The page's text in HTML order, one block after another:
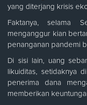
yang diterjang krisis
Faktanya, selama
menganggur kian
penanganan pandemi
Di sisi lain, uang
likuiditas, setidaknya
penerima dana
memberikan